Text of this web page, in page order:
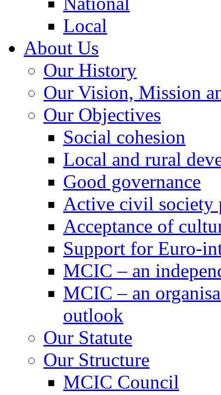
Local
About Us
Our History
Our Vision, Mission
Our Objectives
Social cohesion
Local and rural
Good governance
Active civil society
Acceptance of
Support for Euro-
MCIC – an
MCIC – an
outlook
Our Statute
Our Structure
MCIC Council